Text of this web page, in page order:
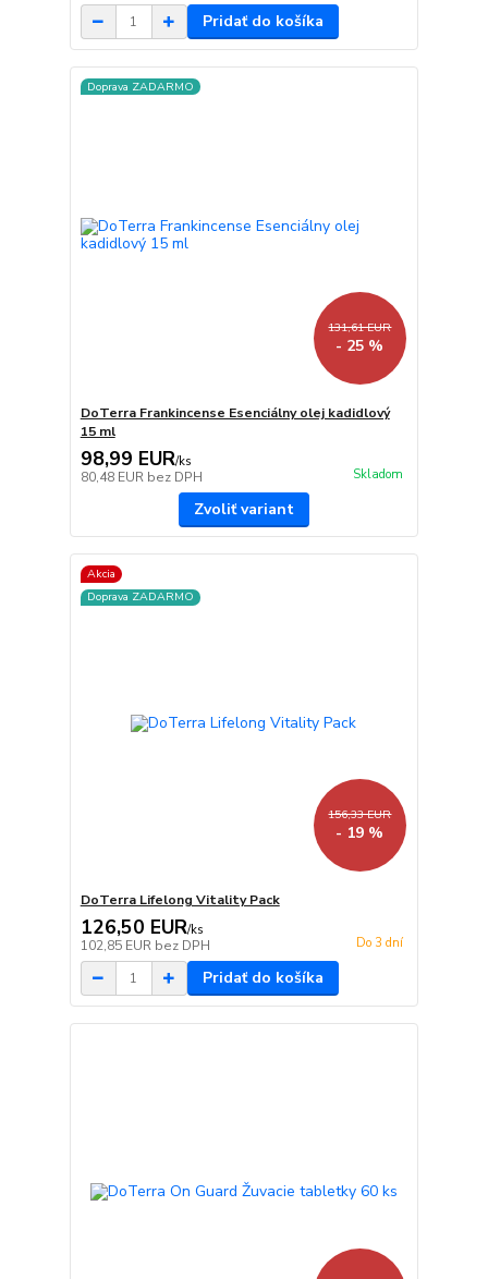
Pridať do košíka
Doprava ZADARMO
131,61 EUR
- 25 %
DoTerra Frankincense Esenciálny olej kadidlový
15 ml
98,99 EUR/ks
80,48 EUR bez DPH Skladom
Zvoliť variant
Akcia
Doprava ZADARMO
156,33 EUR
- 19 %
DoTerra Lifelong Vitality Pack
126,50 EUR/ks
102,85 EUR bez DPH Do 3 dní
Pridať do košíka